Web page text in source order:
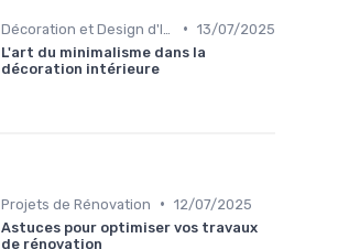
• 13/07/2025
L'art du minimalisme dans la
décoration intérieure
Projets de Rénovation • 12/07/2025
Astuces pour optimiser vos travaux
de rénovation